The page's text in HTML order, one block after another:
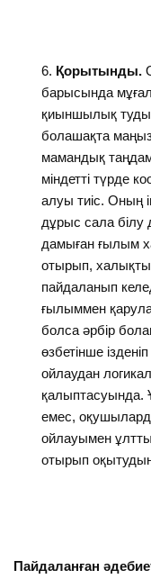
Қорытынды.
барысында
қиыншылық
болашақта
мамандық
міндетті түрде
алуы тиіс. Оның
дұрыс сала білу
дамыған ғылым
отырып,
пайдаланып
ғылыммен
болса әрбір
өзбетінше
ойлаудан
қалыптасуында.
емес,
ойлауымен
отырып
Пайдаланған